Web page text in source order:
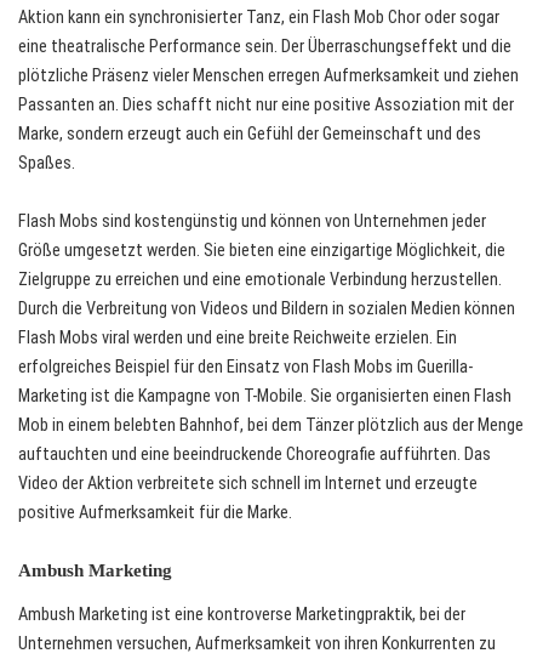
Aktion kann ein synchronisierter Tanz, ein Flash Mob Chor oder sogar
eine theatralische Performance sein. Der Überraschungseffekt und die
plötzliche Präsenz vieler Menschen erregen Aufmerksamkeit und ziehen
Passanten an. Dies schafft nicht nur eine positive Assoziation mit der
Marke, sondern erzeugt auch ein Gefühl der Gemeinschaft und des
Spaßes.
Flash Mobs sind kostengünstig und können von Unternehmen jeder
Größe umgesetzt werden. Sie bieten eine einzigartige Möglichkeit, die
Zielgruppe zu erreichen und eine emotionale Verbindung herzustellen.
Durch die Verbreitung von Videos und Bildern in sozialen Medien können
Flash Mobs viral werden und eine breite Reichweite erzielen. Ein
erfolgreiches Beispiel für den Einsatz von Flash Mobs im Guerilla-
Marketing ist die Kampagne von T-Mobile. Sie organisierten einen Flash
Mob in einem belebten Bahnhof, bei dem Tänzer plötzlich aus der Menge
auftauchten und eine beeindruckende Choreografie aufführten. Das
Video der Aktion verbreitete sich schnell im Internet und erzeugte
positive Aufmerksamkeit für die Marke.
Ambush Marketing
Ambush Marketing ist eine kontroverse Marketingpraktik, bei der
Unternehmen versuchen, Aufmerksamkeit von ihren Konkurrenten zu